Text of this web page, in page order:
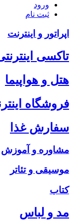
ورود
ثبت نام
اپراتور و اینترنت
تاکسی
هتل و هواپیما
فروشگاه
سفارش غذا
مشاوره و آموزش
موسیقی و تئاتر
کتاب
مد و لباس